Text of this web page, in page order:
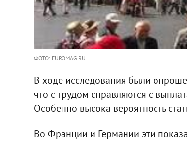
ФОТО: EUROMAG.RU
В ходе исследования были
что с трудом справляются с
Особенно высока вероятность
Во Франции и Германии эти